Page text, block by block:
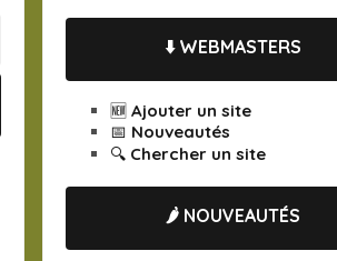
⬇️ WEBMASTERS
🆕 Ajouter un site
📅 Nouveautés
🔍 Chercher un site
🌶️ NOUVEAUTÉS